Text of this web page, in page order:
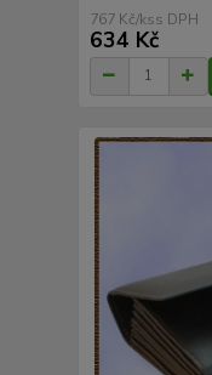
767 Kč/ks
634 Kč